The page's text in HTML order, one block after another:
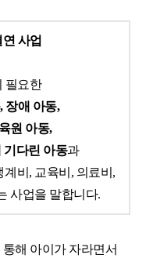
사업
필요한
, 장애 아동,
원 아동,
기다린 아동과
비 , 교육비 , 의료비 ,
사업을 말합니다.
해 아이가 자라면서